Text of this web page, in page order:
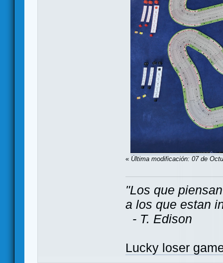
« Última modificación: 07 de
"Los que
a los que estan
- T. Edison
Lucky loser